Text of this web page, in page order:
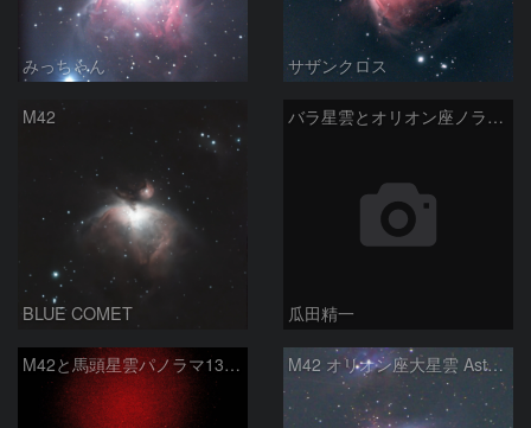
みっちゃん サザンクロス
M42
BLUE COMET
バラ星雲とオリオン座ノラマ50mm
瓜田精一
M42と馬頭星雲パノラマ135mm M42 オリオン座大星雲 AstroTracer Type3の威力